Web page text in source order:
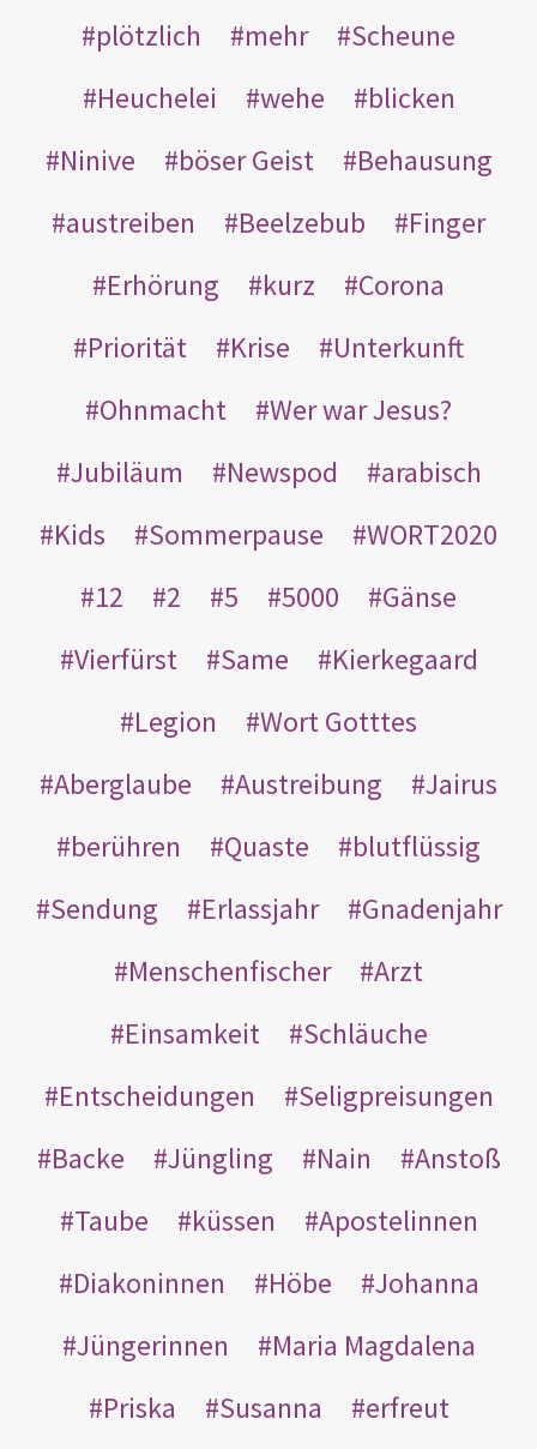
plötzlich mehr
Scheune
Heuchelei
wehe
blicken
Ninive
böser Geist
Behausung
austreiben
Beelzebub
Finger
Erhörung
kurz
Corona
Priorität
Krise
Unterkunft
Ohnmacht
Wer war Jesus?
Jubiläum
Newspod
arabisch
Kids
Sommerpause
WORT2020
12
2 5 5000
Gänse
Vierfürst
Same
Kierkegaard
Legion
Wort Gotttes
Aberglaube
Austreibung
Jairus
berühren
Quaste
blutflüssig
Sendung
Erlassjahr
Gnadenjahr
Menschenfischer
Arzt
Einsamkeit
Schläuche
Entscheidungen
Seligpreisungen
Backe
Jüngling Nain
Anstoß
Taube
küssen
Apostelinnen
Diakoninnen
Höbe
Johanna
Jüngerinnen
Maria Magdalena
Priska
Susanna
erfreut